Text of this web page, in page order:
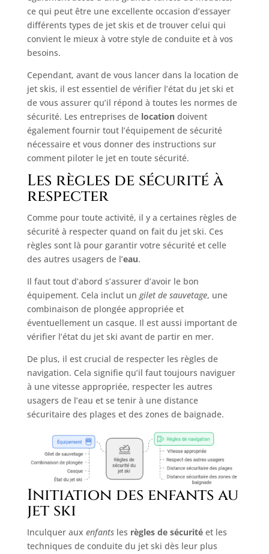
ce qui peut être une excellente occasion d’essayer
différents types de jet skis et de trouver celui qui
convient le mieux à votre style de conduite et à vos
besoins.
Cependant, avant de vous lancer dans la location de
jet skis, il est essentiel de vérifier l’état du jet ski et
de vous assurer qu’il répond à toutes les normes de
sécurité. Les entreprises de locationdoivent
également fournir tout l’équipement de sécurité
nécessaire et vous donner des instructions sur
comment piloter le jet en toute sécurité.
Les règles de sécurité à
respecter
Comme pour toute activité, il y a certaines règles de
sécurité à respecter quand on fait du jet ski. Ces
règles sont là pour garantir votre sécurité et celle
des autres usagers de l’eau.
Il faut tout d’abord s’assurer d’avoir le bon
équipement. Cela inclut un gilet de sauvetage, une
combinaison de plongée appropriée et
éventuellement un casque. Il est aussi important de
vérifier l’état du jet ski avant de partir en mer.
De plus, il est crucial de respecter les règles de
navigation. Cela signifie qu’il faut toujours naviguer
à une vitesse appropriée, respecter les autres
usagers de l’eau et se tenir à une distance
sécuritaire des plages et des zones de baignade.
Initiation des enfants au
jet ski
Inculquer aux enfantsles règles de sécuritéet les
techniques de conduite du jet ski dès leur plus